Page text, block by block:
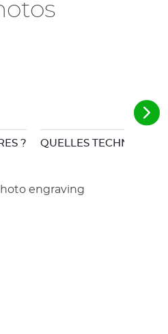
? QUELLES TECHNIQUES